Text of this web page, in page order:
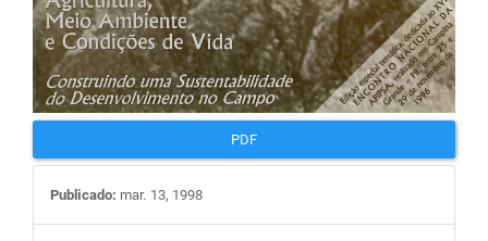
PDF
Publicado: mar. 13, 1998